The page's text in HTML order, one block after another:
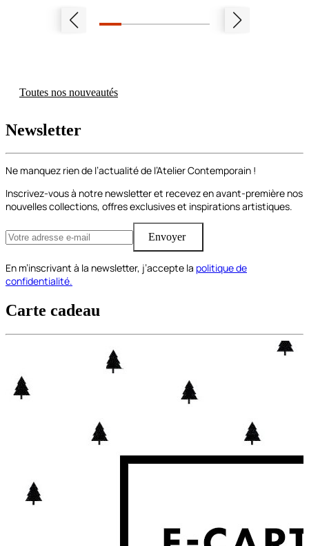
Toutes nos nouveautés
Newsletter
Ne manquez rien de l’actualité de l’Atelier Contemporain !
Inscrivez-vous à notre newsletter et recevez en avant-première nos
nouvelles collections, offres exclusives et inspirations artistiques.
Envoyer
En m’inscrivant à la newsletter, j’accepte la politique de
confidentialité.
Carte cadeau